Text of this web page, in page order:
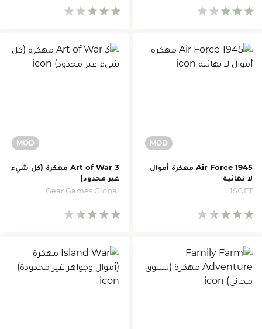
1945 Air Force مهكرة أموال
لا نهائية
1SOFT
Art of War 3 مهكرة (كل شيء
غير محدود)
Gear Games Global